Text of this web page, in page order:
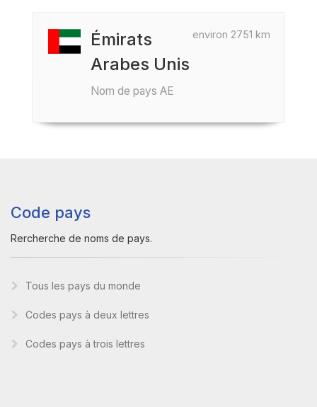
environ 2751 km
Émirats
Arabes Unis
Nom de pays AE
Code pays
Rercherche de noms de pays.
Tous les pays du monde
Codes pays à deux lettres
Codes pays à trois lettres